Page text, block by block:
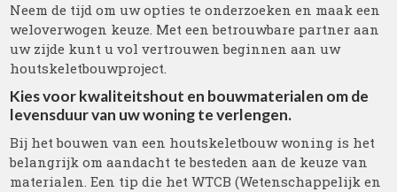
Neem de tijd om uw opties te onderzoeken en maak een
weloverwogen keuze. Met een betrouwbare partner aan
uw zijde kunt u vol vertrouwen beginnen aan uw
houtskeletbouwproject.
Kies voor kwaliteitshout en bouwmaterialen om de
levensduur van uw woning te verlengen.
Bij het bouwen van een houtskeletbouw woning is het
belangrijk om aandacht te besteden aan de keuze van
materialen. Een tip die het WTCB (Wetenschappelijk en